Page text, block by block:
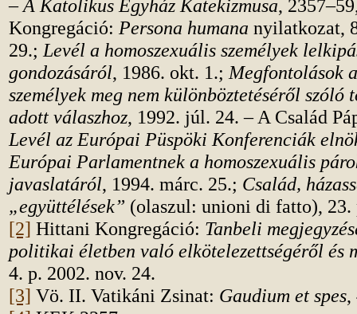
–A Katolikus Egyház Katekizmusa,
Kongregáció: Persona humana nyilatkozat,
29.; Levél a homoszexuális személyek
gondozásáról, 1986. okt. 1.; Megfontolások
személyek meg nem különböztetéséről
adott válaszhoz, 1992. júl. 24. – A Család
Levél az Európai Püspöki Konferenciák
Európai Parlamentnek a homoszexuális
javaslatáról, 1994. márc. 25.; Család,
„együttélések” (olaszul: unioni di fatto), 23.
[2] Hittani Kongregáció: Tanbeli
politikai életben való elkötelezettségéről és
4. p. 2002. nov. 24.
[3] Vö. II. Vatikáni Zsinat: Gaudium et spes,